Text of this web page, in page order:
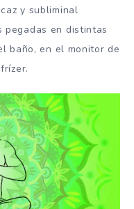
y subliminal
pegadas en distintas
baño, en el monitor de